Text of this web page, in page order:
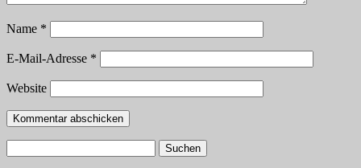
Name *
E-Mail-Adresse *
Website
nach: